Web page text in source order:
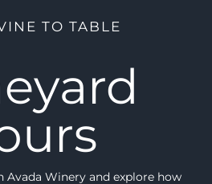
TO TABLE
Avada Winery and explore how